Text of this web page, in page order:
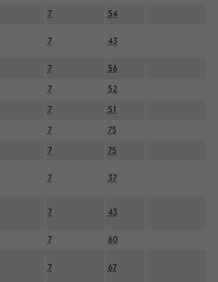
7 54
7 43
7
56
7
52
7
51
7
75
7 75
7 37
7 43
7 60
7 67